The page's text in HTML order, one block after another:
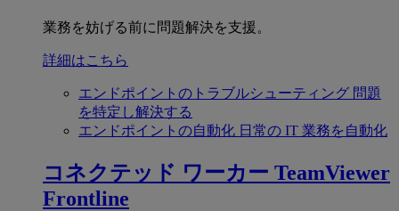
業務を妨げる前に問題解決を支援。
詳細はこちら
エンドポイントのトラブルシューティング 問題
を特定し解決する
エンドポイントの自動化 日常の IT 業務を自動化
コネクテッド ワーカー TeamViewer
Frontline